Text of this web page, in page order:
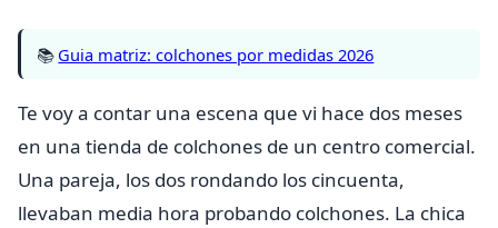
📚 Guia matriz: colchones por medidas 2026
Te voy a contar una escena que vi hace dos meses
en una tienda de colchones de un centro comercial.
Una pareja, los dos rondando los cincuenta,
llevaban media hora probando colchones. La chica